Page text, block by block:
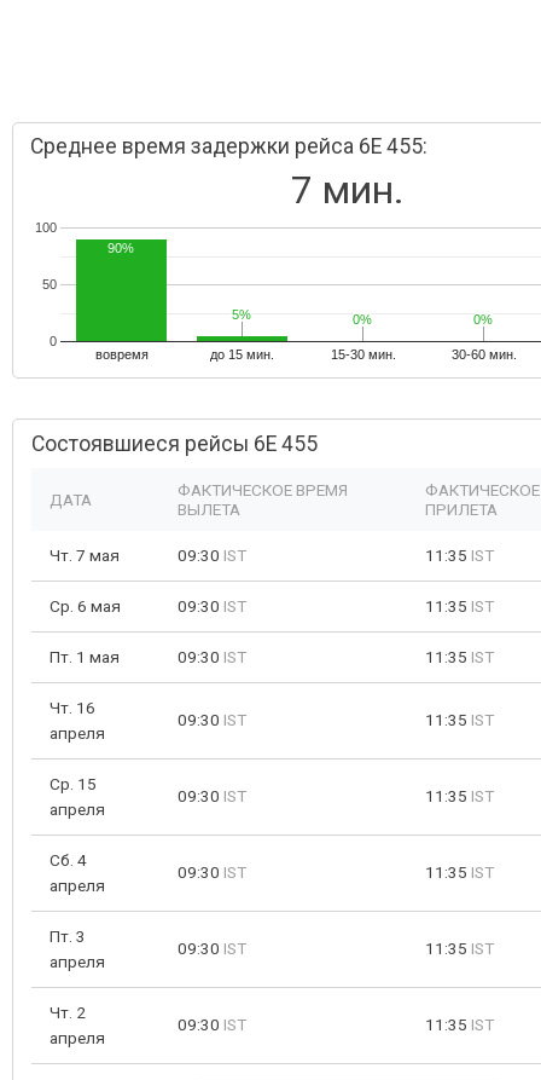
Среднее время задержки рейса 6E 455:
7 мин.
вовремя до 15 мин. 15-30 мин. 30-60 мин.
0
50
100
90%
5%
5% 0%
0% 0%
0%
Состоявшиеся рейсы 6E 455
ДАТА
ФАКТИЧЕСКОЕ ВРЕМЯ
ВЫЛЕТА
ПРИЛЕТА
Чт. 7 мая 09:30 IST 11:35 IST
Ср. 6 мая 09:30 IST 11:35 IST
Пт. 1 мая 09:30 IST 11:35 IST
Чт. 16
апреля
09:30 IST 11:35 IST
Ср. 15
апреля
09:30 IST 11:35 IST
Сб. 4
апреля
09:30 IST 11:35 IST
Пт. 3
апреля
09:30 IST 11:35 IST
Чт. 2
апреля
09:30 IST 11:35 IST